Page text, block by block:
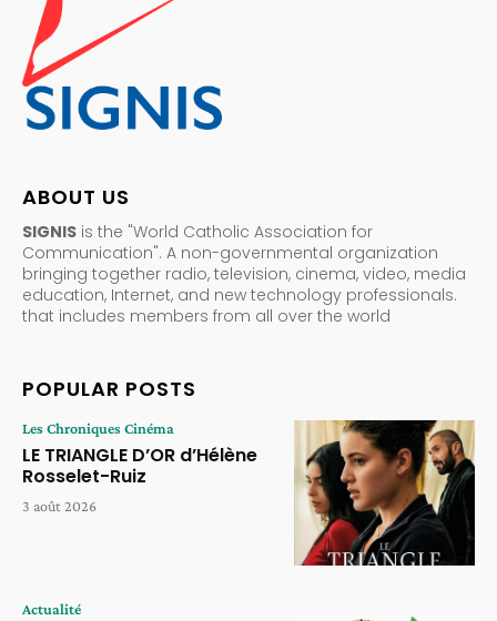
ABOUT US
SIGNIS is the "World Catholic Association for
Communication". A non-governmental organization
bringing together radio, television, cinema, video, media
education, Internet, and new technology professionals.
that includes members from all over the world
POPULAR POSTS
Les Chroniques Cinéma
LE TRIANGLE D’OR d’Hélène
Rosselet-Ruiz
3 août 2026
Actualité